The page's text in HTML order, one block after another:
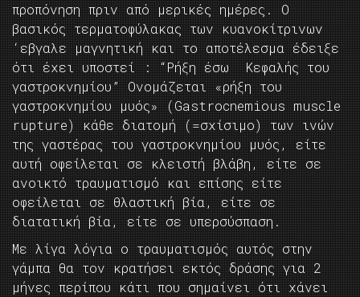
προπόνηση πριν από μερικές ημέρες. Ο
βασικός τερματοφύλακας των κυανοκίτρινων
‘εβγαλε μαγνητική και το αποτέλεσμα έδειξε
ότι έχει υποστεί : “Ρήξη έσω Κεφαλής του
γαστροκνημίου” Ονομάζεται «ρήξη του
γαστροκνημίου μυός» (Gastrocnemious muscle
rupture) κάθε διατομή (=σχίσιμο) των ινών
της γαστέρας του γαστροκνημίου μυός, είτε
αυτή οφείλεται σε κλειστή βλάβη, είτε σε
ανοικτό τραυματισμό και επίσης είτε
οφείλεται σε θλαστική βία, είτε σε
διατατική βία, είτε σε υπερσύσπαση.
Με λίγα λόγια ο τραυματισμός αυτός στην
γάμπα θα τον κρατήσει εκτός δράσης για 2
μήνες περίπου κάτι που σημαίνει ότι χάνει